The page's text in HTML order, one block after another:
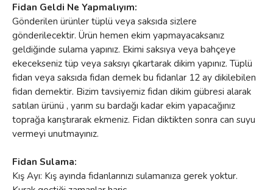
Fidan Geldi Ne Yapmalıyım:
Gönderilen ürünler tüplü veya saksıda sizlere
gönderilecektir. Ürün hemen ekim yapmayacaksanız
geldiğinde sulama yapınız. Ekimi saksıya veya bahçeye
ekecekseniz tüp veya saksıyı çıkartarak dikim yapınız. Tüplü
fidan veya saksıda fidan demek bu fidanlar 12 ay dikilebilen
fidan demektir. Bizim tavsiyemiz fidan dikim gübresi alarak
satılan ürünü , yarım su bardağı kadar ekim yapacağınız
toprağa karıştırarak ekmeniz. Fidan diktikten sonra can suyu
vermeyi unutmayınız.
Fidan Sulama:
Kış Ayı: Kış ayında fidanlarınızı sulamanıza gerek yoktur.